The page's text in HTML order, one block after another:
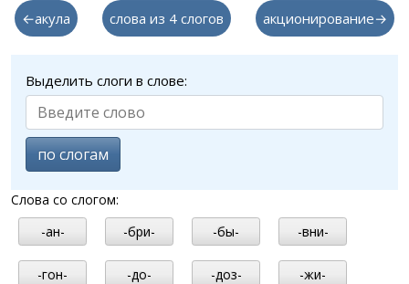
←акула слова из 4 слогов акционирование→
Выделить слоги в слове:
по слогам
Слова со слогом:
-ан-
-бри- -бы- -вни-
-гон- -до- -доз- -жи-